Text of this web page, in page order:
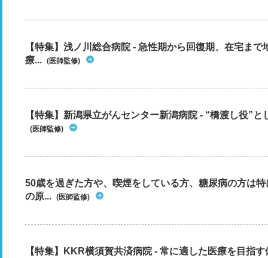
【特集】浅ノ川総合病院 - 急性期から回復期、在宅ま
療... (医師監修)
【特集】新潟県立がんセンター新潟病院 - “橋渡し役”
(医師監修)
50歳を過ぎた方や、喫煙をしている方、糖尿病の方は
の原... (医師監修)
【特集】KKR横須賀共済病院 - 常に適した医療を目指